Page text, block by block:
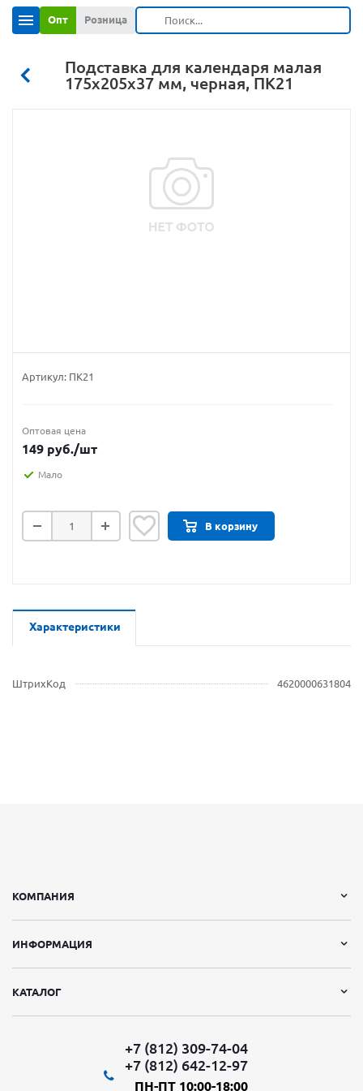
Опт Розница
Подставка для календаря малая
175х205х37 мм, черная, ПК21
Артикул: ПК21
Оптовая цена
149 руб./шт
Мало
В корзину
Характеристики
ШтрихКод 4620000631804
КОМПАНИЯ
ИНФОРМАЦИЯ
КАТАЛОГ
+7 (812) 309-74-04
+7 (812) 642-12-97
ПН-ПТ 10:00-18:00